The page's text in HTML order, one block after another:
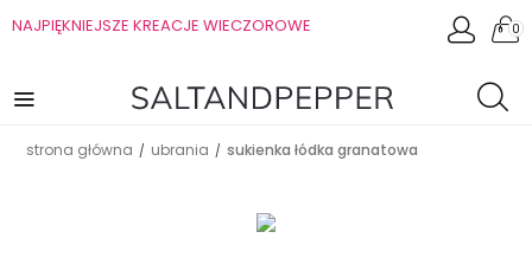
NAJPIĘKNIEJSZE KREACJE WIECZOROWE 0
strona główna / ubrania / sukienka łódka granatowa